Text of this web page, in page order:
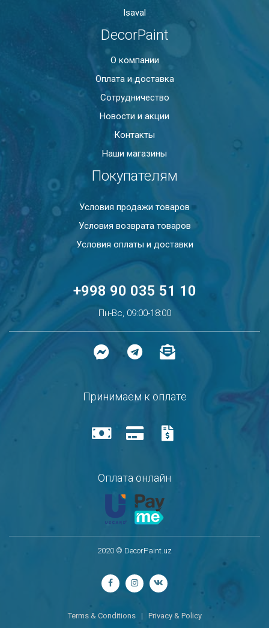
Isaval
DecorPaint
О компании
Оплата и доставка
Сотрудничество
Новости и акции
Контакты
Наши магазины
Покупателям
Условия продажи товаров
Условия возврата товаров
Условия оплаты и доставки
+998 90 035 51 10
Пн-Вс, 09:00-18:00
Принимаем к оплате
Оплата онлайн
2020 © DecorPaint.uz
Terms & Conditions| Privacy & Policy